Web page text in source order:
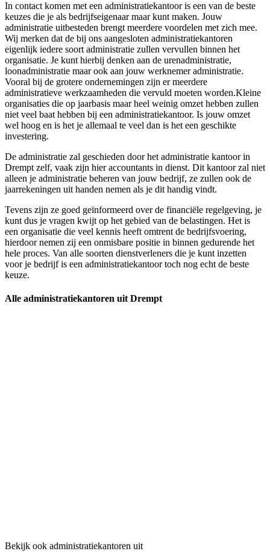
In contact komen met een administratiekantoor is een van de beste
keuzes die je als bedrijfseigenaar maar kunt maken. Jouw
administratie uitbesteden brengt meerdere voordelen met zich mee.
Wij merken dat de bij ons aangesloten administratiekantoren
eigenlijk iedere soort administratie zullen vervullen binnen het
organisatie. Je kunt hierbij denken aan de urenadministratie,
loonadministratie maar ook aan jouw werknemer administratie.
Vooral bij de grotere ondernemingen zijn er meerdere
administratieve werkzaamheden die vervuld moeten worden.Kleine
organisaties die op jaarbasis maar heel weinig omzet hebben zullen
niet veel baat hebben bij een administratiekantoor. Is jouw omzet
wel hoog en is het je allemaal te veel dan is het een geschikte
investering.
De administratie zal geschieden door het administratie kantoor in
Drempt zelf, vaak zijn hier accountants in dienst. Dit kantoor zal niet
alleen je administratie beheren van jouw bedrijf, ze zullen ook de
jaarrekeningen uit handen nemen als je dit handig vindt.
Tevens zijn ze goed geïnformeerd over de financiële regelgeving, je
kunt dus je vragen kwijt op het gebied van de belastingen. Het is
een organisatie die veel kennis heeft omtrent de bedrijfsvoering,
hierdoor nemen zij een onmisbare positie in binnen gedurende het
hele proces. Van alle soorten dienstverleners die je kunt inzetten
voor je bedrijf is een administratiekantoor toch nog echt de beste
keuze.
Alle administratiekantoren uit Drempt
Bekijk ook administratiekantoren uit